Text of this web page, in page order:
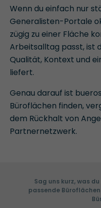
Wenn du einfach nur
Generalisten-Portale
zügig zu einer Fläche
Arbeitsalltag passt, ist
Qualität, Kontext und
liefert.
Genau darauf ist
Büroflächen finden,
dem Rückhalt von
Partnernetzwerk.
Sag uns kurz, was
passende